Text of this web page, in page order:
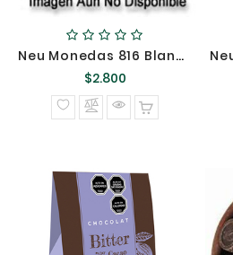
Neu Monedas 816 Blanca Fina 29% Cacao 100 Gr {}
$2.800Precio
normal